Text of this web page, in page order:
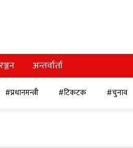
अन्तर्वार्ता
#प्रधानमन्त्री #टिकटक #चुनाव